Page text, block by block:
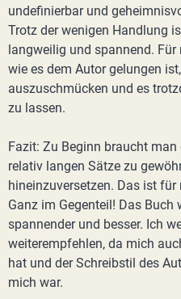
undefinierbar und
Trotz der wenigen Handlung
langweilig und spannend.
wie es dem Autor gelungen
auszuschmücken und es
zu lassen.
Fazit: Zu Beginn braucht
relativ langen Sätze zu
hineinzuversetzen. Das ist
Ganz im Gegenteil! Das
spannender und besser. Ich
weiterempfehlen, da mich
hat und der Schreibstil des
mich war.